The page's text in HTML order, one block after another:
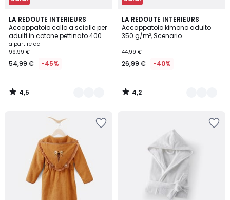
LA REDOUTE INTERIEURS
Accappatoio collo a scialle per
adulti in cotone pettinato 400
g/m2, Victor
a partire da
99,99 €
54,99 € -45%
4,5
/ 5
3
Colori
4,5
/
LA REDOUTE INTERIEURS
Accappatoio kimono adulto
350 g/m², Scenario
44,99 €
26,99 € -40%
4,2
/ 5
4
Colori
4,2
/